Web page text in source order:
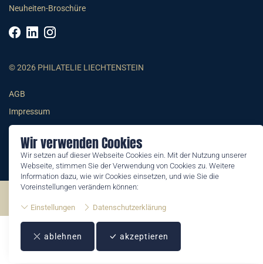
Wir verwenden Cookies
Wir setzen auf dieser Webseite Cookies ein. Mit der Nutzung unserer
Webseite, stimmen Sie der Verwendung von Cookies zu. Weitere
Information dazu, wie wir Cookies einsetzen, und wie Sie die
Voreinstellungen verändern können:
Einstellungen Datenschutzerklärung
ablehnen akzeptieren
Neuheiten-Broschüre
© 2026 PHILATELIE LIECHTENSTEIN
AGB
Impressum
Datenschutzerklärung